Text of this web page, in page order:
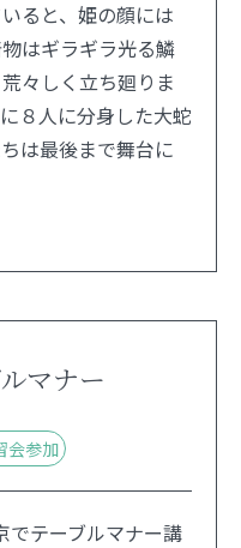
ると、姫の顔には
はギラギラ光る鱗
々しく立ち廻りま
８人に分身した大蛇
は最後まで舞台に
マナー
会参加
でテーブルマナー講